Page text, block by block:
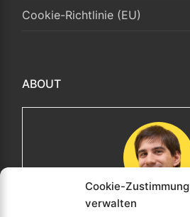
Cookie-Zustimmung
verwalten
Cookie-Richtlinie (EU)
ABOUT